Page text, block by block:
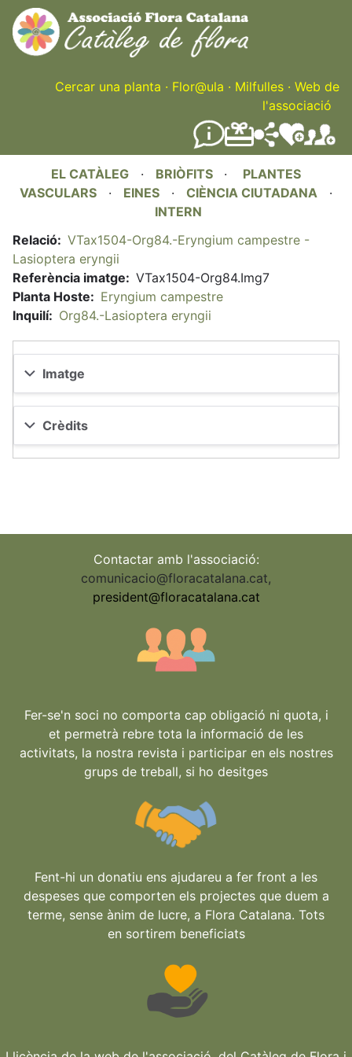
Skip
to
main
content
Cercar una planta · Flor@ula · Milfulles · Web de
l'associació
EL CATÀLEG · BRIÒFITS · PLANTES
VASCULARS · EINES · CIÈNCIA CIUTADANA ·
INTERN
Relació
VTax1504-Org84.-Eryngium campestre -
Lasioptera eryngii
Referència imatge
VTax1504-Org84.Img7
Planta Hoste
Eryngium campestre
Inquilí
Org84.-Lasioptera eryngii
Imatge
Crèdits
Contactar amb l'associació:
comunicacio@floracatalana.cat,
president@floracatalana.cat
Fer-se'n soci no comporta cap obligació ni quota, i
et permetrà rebre tota la informació de les
activitats, la nostra revista i participar en els nostres
grups de treball, si ho desitges
Fent-hi un donatiu ens ajudareu a fer front a les
despeses que comporten els projectes que duem a
terme, sense ànim de lucre, a Flora Catalana. Tots
en sortirem beneficiats